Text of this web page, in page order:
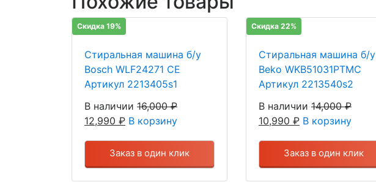
Скидка 19%
Стиральная машина б/у
Bosch WLF24271 CE
Артикул 2213405s1
В наличии 16,000₽
12,990 ₽ В корзину
Заказ в один клик
Скидка 22%
Стиральная машина б/у
Beko WKB51031PTMC
Артикул 2213540s2
В наличии 14,000₽
10,990 ₽ В корзину
Заказ в один клик